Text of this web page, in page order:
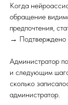
Когда
обращение
предпочтения,
→
Администратор
и следующим
сколько
администратор.